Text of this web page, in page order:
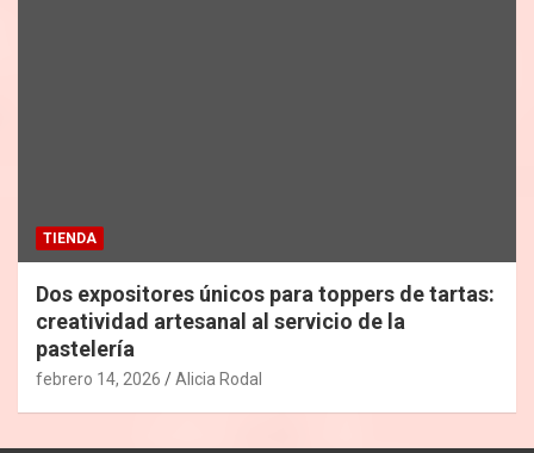
TIENDA
Dos expositores únicos para toppers de tartas:
creatividad artesanal al servicio de la
pastelería
febrero 14, 2026 Alicia Rodal